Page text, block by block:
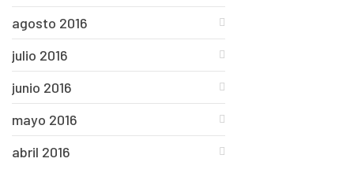
agosto 2016
julio 2016
junio 2016
mayo 2016
abril 2016